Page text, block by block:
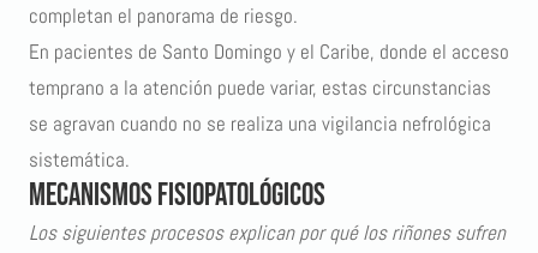
completan el panorama de riesgo.
En pacientes de Santo Domingo y el Caribe, donde el acceso
temprano a la atención puede variar, estas circunstancias
se agravan cuando no se realiza una vigilancia nefrológica
sistemática.
Mecanismos fisiopatológicos
Los siguientes procesos explican por qué los riñones sufren